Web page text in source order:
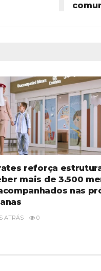
reforça
mais de 3.500
nas
ATRÁS 0